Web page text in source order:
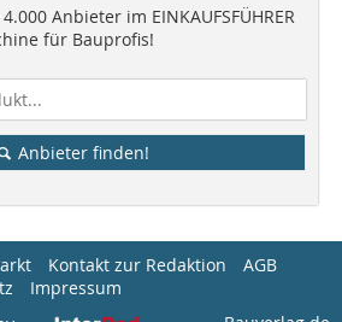
Anbieter im EINKAUFSFÜHRER
für Bauprofis!
Anbieter finden!
Kontakt zur Redaktion
AGB
Impressum